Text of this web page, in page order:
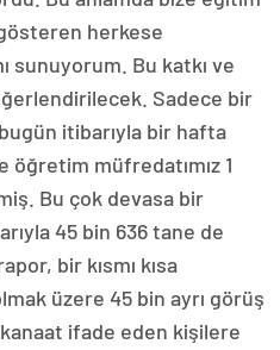
herkese
sunuyorum. Bu katkı ve
Sadece bir
itibarıyla bir hafta
müfredatımız 1
Bu çok devasa bir
45 bin 636 tane de
bir kısmı kısa
üzere 45 bin ayrı görüş
ifade eden kişilere